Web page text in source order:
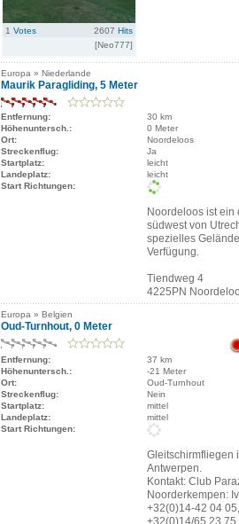
1 Votes 2607 Hits
[Neo777]
Europa » Niederlande
Maurik Paragliding, 5 Meter
Entfernung:
30 km
Höhenuntersch.:
0 Meter
Ort:
Noordeloos
Streckenflug:
Ja
Startplatz:
leicht
Landeplatz:
leicht
Start Richtungen:
Noordeloos ist ein
südwest von
spezielles
Verfügung.
Tiendweg 4
4225PN
Europa » Belgien
Oud-Turnhout, 0 Meter
Entfernung:
37 km
Höhenuntersch.:
-21 Meter
Ort:
Oud-Turnhout
Streckenflug:
Nein
Startplatz:
mittel
Landeplatz:
mittel
Start Richtungen:
Gleitschirmfliegen
Antwerpen.
Kontakt: Club
Noorderkempen:
+32(0)14-42 04
+32(0)14/65 23 75